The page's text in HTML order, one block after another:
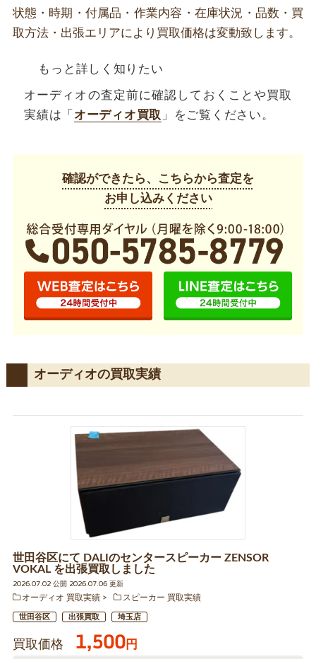
状態・時期・付属品・作業内容・在庫状況・品数・買
取方法・出張エリアにより買取価格は変動致します。
もっと詳しく知りたい
オーディオの査定前に確認しておくことや買取
実績は「 オーディオ買取 」をご覧ください。
確認ができたら、こちらから査定を
お申し込みください
オーディオの買取実績
世田谷区にて DALIのセンタースピーカー ZENSOR
VOKAL を出張買取しました
2026.07.02 公開 2026.07.06 更新
オーディオ 買取実績
スピーカー 買取実績
世田谷区 出張買取 埼玉店
買取価格 1,500円